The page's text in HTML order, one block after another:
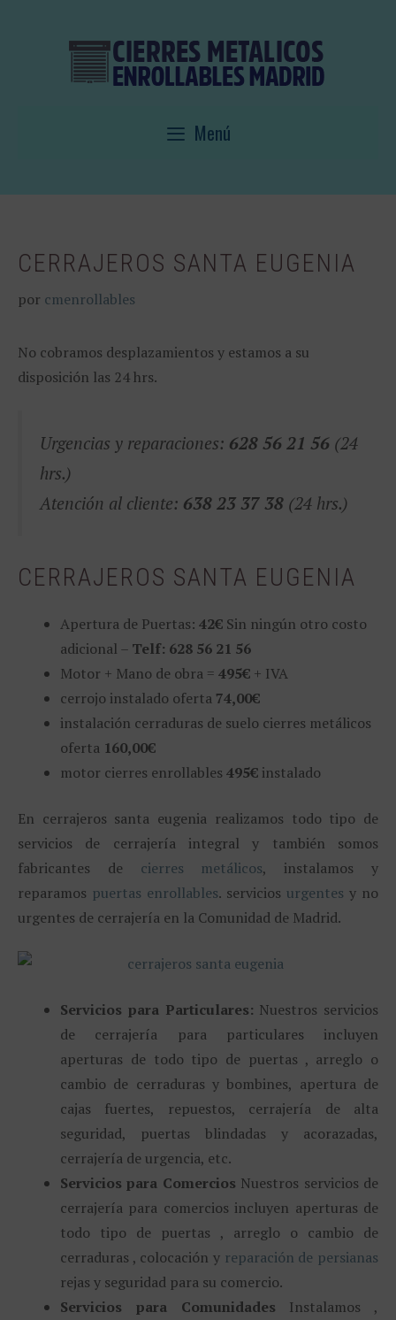
Menú
CERRAJEROS SANTA EUGENIA
por cmenrollables
No cobramos desplazamientos y estamos a su
disposición las 24 hrs.
Urgencias y reparaciones: 628 56 21 56 (24
hrs.)
Atención al cliente: 638 23 37 38 (24 hrs.)
CERRAJEROS SANTA EUGENIA
Apertura de Puertas: 42€ Sin ningún otro costo
adicional – Telf: 628 56 21 56
Motor + Mano de obra = 495€ + IVA
cerrojo instalado oferta 74,00€
instalación cerraduras de suelo cierres metálicos
oferta 160,00€
motor cierres enrollables 495€ instalado
En cerrajeros santa eugenia realizamos todo tipo de
servicios de cerrajería integral y también somos
fabricantes de cierres metálicos, instalamos y
reparamos puertas enrollables. servicios urgentes y no
urgentes de cerrajería en la Comunidad de Madrid.
Servicios para Particulares: Nuestros servicios
de cerrajería para particulares incluyen
aperturas de todo tipo de puertas , arreglo o
cambio de cerraduras y bombines, apertura de
cajas fuertes, repuestos, cerrajería de alta
seguridad, puertas blindadas y acorazadas,
cerrajería de urgencia, etc.
Servicios para Comercios Nuestros servicios de
cerrajería para comercios incluyen aperturas de
todo tipo de puertas , arreglo o cambio de
cerraduras , colocación y reparación de persianas
rejas y seguridad para su comercio.
Servicios para Comunidades Instalamos ,